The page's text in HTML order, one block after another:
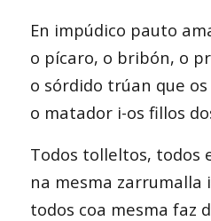
En impúdico pauto
o pícaro, o bribón, o
o sórdido trúan que
o matador i-os fillos
Todos tolleltos, todos
na mesma zarrumalla
todos coa mesma faz